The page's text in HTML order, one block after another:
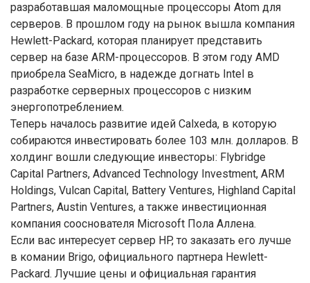
разработавшая маломощные процессоры Atom для
серверов. В прошлом году на рынок вышла компания
Hewlett-Packard, которая планирует представить
сервер на базе ARM-процессоров. В этом году AMD
приобрела SeaMicro, в надежде догнать Intel в
разработке серверных процессоров с низким
энергопотреблением.
Теперь началось развитие идей Calxeda, в которую
собираются инвестировать более 103 млн. долларов. В
холдинг вошли следующие инвесторы: Flybridge
Capital Partners, Advanced Technology Investment, ARM
Holdings, Vulcan Capital, Battery Ventures, Highland Capital
Partners, Austin Ventures, а также инвестиционная
компания сооснователя Microsoft Пола Аллена.
Если вас интересует сервер HP, то заказать его лучше
в комании Brigo, официального партнера Hewlett-
Packard. Лучшие цены и официальная гарантия